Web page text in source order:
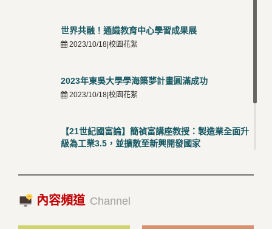
世界共融！通識教育中心學習成果展
2023/10/18|校園花絮
2023年東吳大學學海築夢計畫圓滿成功
2023/10/18|校園花絮
【21世紀國富論】簡禎富講座教授：製造業全面升
級為工業3.5，並擴散至新興開發國家
2023/10/18|推薦閱讀
內容頻道 Channel